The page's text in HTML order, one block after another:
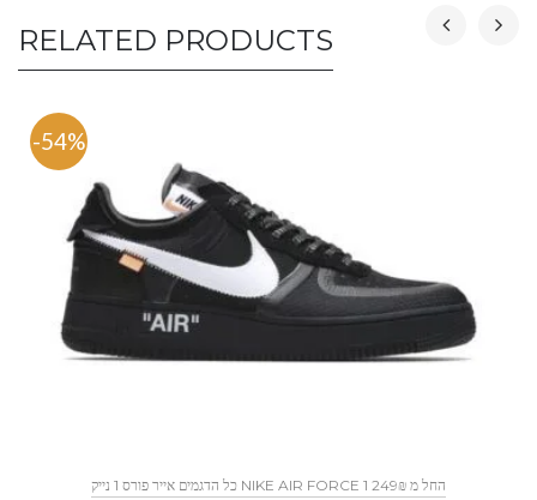
RELATED PRODUCTS
-54%
כל הדגמים אייר פורס 1 נייק NIKE AIR FORCE 1 החל מ 249₪